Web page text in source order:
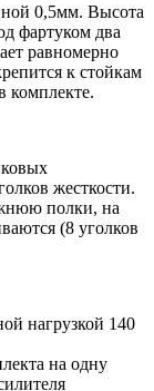
0,5мм. Высота
фартуком два
равномерно
к стойкам
комплекте.
жесткости.
полки, на
(8 уголков
нагрузкой 140
на одну